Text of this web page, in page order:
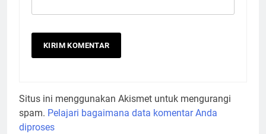
Situs ini menggunakan Akismet untuk mengurangi
spam. Pelajari bagaimana data komentar Anda
diproses